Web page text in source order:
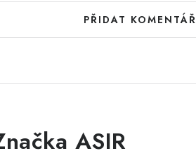
PŘIDAT KOMENTÁŘ
ASIR